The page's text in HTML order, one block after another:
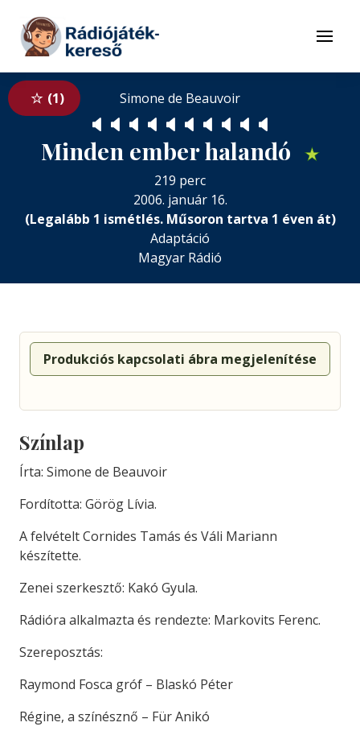
Tovább a tartalomhoz
Menü
1 Simone de Beauvoir
🔈 🔈 🔈 🔈 🔈 🔈 🔈 🔈 🔈 🔈
Minden ember halandó ★
219 perc
2006. január 16.
(Legalább 1 ismétlés. Műsoron tartva 1 éven át)
Adaptáció
Magyar Rádió
Produkciós kapcsolati ábra megjelenítése
Színlap
Írta: Simone de Beauvoir
Fordította: Görög Lívia.
A felvételt Cornides Tamás és Váli Mariann
készítette.
Zenei szerkesztő: Kakó Gyula.
Rádióra alkalmazta és rendezte: Markovits Ferenc.
Szereposztás:
Raymond Fosca gróf – Blaskó Péter
Régine, a színésznő – Für Anikó